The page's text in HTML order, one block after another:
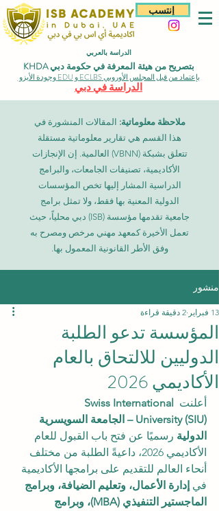
إنتسب
الدراسة بالعربي
بتصريح من هيئة المعرفة في حكومة دبي KHDA
بإعتماد من قبل المجلس الأوروبي ECLBS و EDU وجودة الأيزو
الدراسة في دبي
ملاحظة معلوماتية: المقالات المنشورة في
هذا القسم هي تقارير معلوماتية مستقلة
تتعلق بشبكة (VBNN) العالمية. إن الإنجازات
الأكاديمية، تصنيفات الجامعات، والبرامج
الدراسية المشار إليها تخص المؤسسات
الدولية المعنية بها فقط، ولا تمثل برامج
جامعية تقدمها مؤسسة (ISB) دبي محلياً، حيث
تعمل الأخيرة كمعهد مهني مرخص ومصرح به
وفق الأطر القانونية المعمول بها.
منشور
المؤسسة تدعو الطلبة
الدوليين للالتحاق بالعام
الأكاديمي 2026
13 فبراير 2 دقيقة قراءة
أعلنت Swiss International
University (SIU) – الجامعة السويسرية
الدولية رسميًا عن فتح باب القبول للعام
الأكاديمي 2026، داعيةً الطلبة من مختلف
أنحاء العالم للتقديم على برامجها الأكاديمية
في إدارة الأعمال، وتعليم الضيافة، وبرامج
الماجستير التنفيذي (MBA)، وبرامج